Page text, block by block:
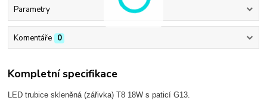
Parametry
Komentáře 0
Kompletní specifikace
LED trubice skleněná (zářivka) T8 18W s paticí G13.